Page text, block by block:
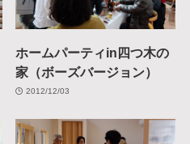
ホームパーティin四つ木の
家（ボーズバージョン）
2012/12/03